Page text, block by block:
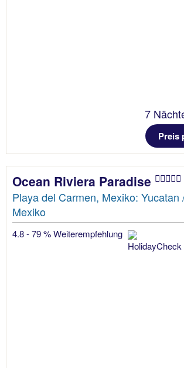
7
Preis
Ocean Riviera Paradise
Playa del Carmen, Mexiko: Yucatan
Mexiko
4.8 - 79 % Weiterempfehlung